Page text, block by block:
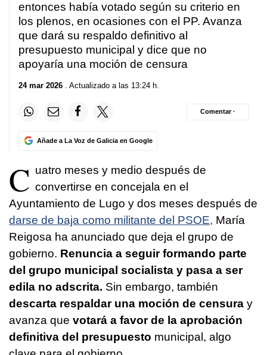
entonces había votado según su criterio en
los plenos, en ocasiones con el PP. Avanza
que dará su respaldo definitivo al
presupuesto municipal y dice que no
apoyaría una moción de censura
24 mar 2026 . Actualizado a las 13:24 h.
Añade a La Voz de Galicia en Google
Comentar ·
C uatro meses y medio después de
convertirse en concejala en el
Ayuntamiento de Lugo y dos meses después de
darse de baja como militante del PSOE, María
Reigosa ha anunciado que deja el grupo de
gobierno. Renuncia a seguir formando parte
del grupo municipal socialista y pasa a ser
edila no adscrita. Sin embargo, también
descarta respaldar una moción de censura y
avanza que votará a favor de la aprobación
definitiva del presupuesto municipal, algo